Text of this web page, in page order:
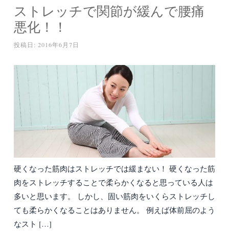
ストレッチで関節が緩んで腰痛
悪化！！
投稿日: 2016年6月7日
硬くなった筋肉はストレッチでは緩まない！ 硬くなった筋
肉をストレッチすることで柔らかくなると思っている人は
多いと思います。 しかし、固い筋肉をいくらストレッチし
ても柔らかくなることはありません。 例えば体前屈のよう
なスト […]